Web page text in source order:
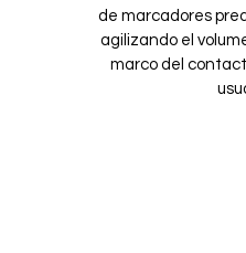
de marcadores
agilizando el
marco del